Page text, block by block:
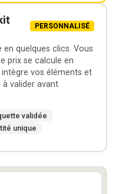
PERSONNALISÉ
quelques clics. Vous
prix se calcule en
vos éléments et
valider avant
validée
unique